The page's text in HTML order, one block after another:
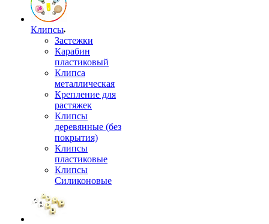
Клипсы
Застежки
Карабин
пластиковый
Клипса
металлическая
Крепление для
растяжек
Клипсы
деревянные (без
покрытия)
Клипсы
пластиковые
Клипсы
Силиконовые